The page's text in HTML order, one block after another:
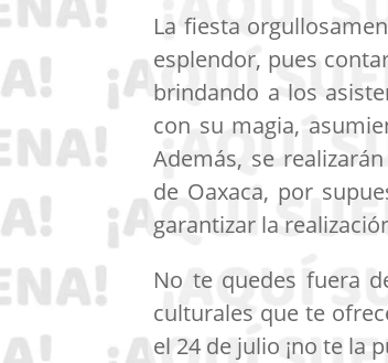
La fiesta
esplendor, pues
brindando a los
con su magia,
Además, se
de Oaxaca, por
garantizar la
No te quedes fuera
culturales que te
el 24 de julio ¡no te la